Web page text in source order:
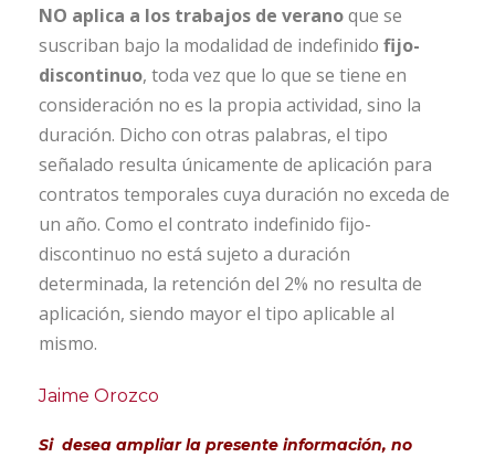
NO aplica a los trabajos de veranoque se
suscriban bajo la modalidad de indefinido fijo-
discontinuo, toda vez que lo que se tiene en
consideración no es la propia actividad, sino la
duración. Dicho con otras palabras, el tipo
señalado resulta únicamente de aplicación para
contratos temporales cuya duración no exceda de
un año. Como el contrato indefinido fijo-
discontinuo no está sujeto a duración
determinada, la retención del 2% no resulta de
aplicación, siendo mayor el tipo aplicable al
mismo.
Jaime Orozco
Si desea ampliar la presente información, no